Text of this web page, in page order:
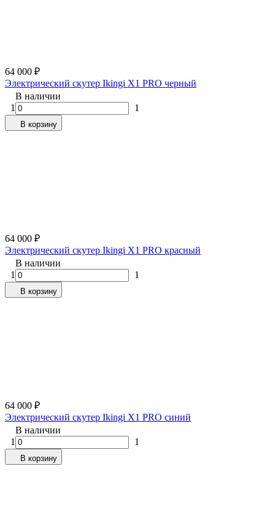
64 000 ₽
Электрический скутер Ikingi X1 PRO черный
В наличии
1
1
В корзину
64 000 ₽
Электрический скутер Ikingi X1 PRO красный
В наличии
1
1
В корзину
64 000 ₽
Электрический скутер Ikingi X1 PRO синий
В наличии
1
1
В корзину